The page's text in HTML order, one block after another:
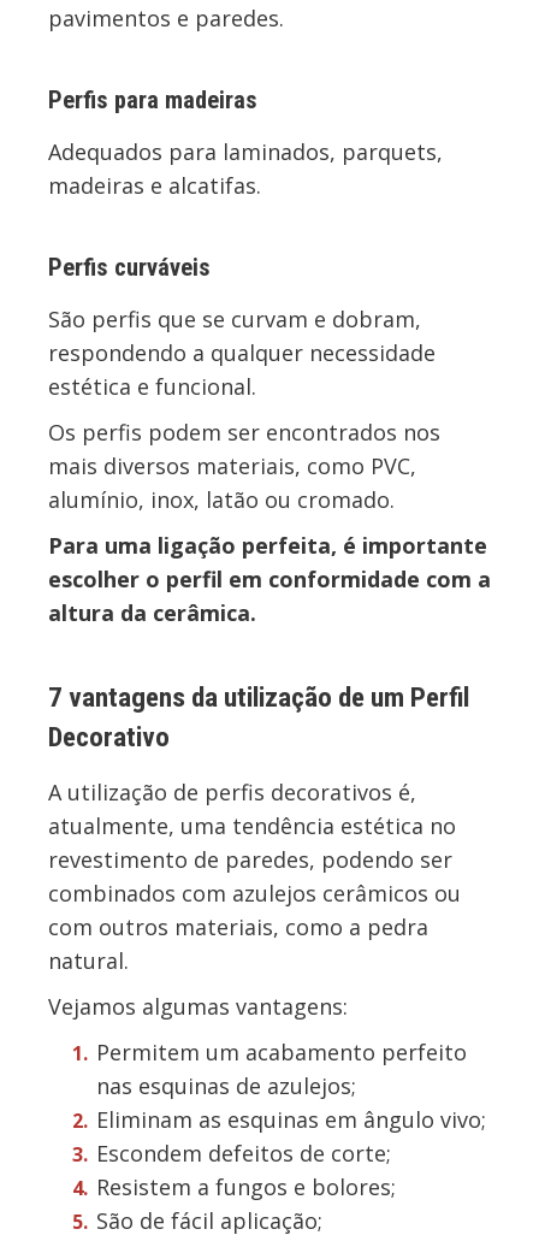
pavimentos e paredes.
Perfis para madeiras
Adequados para laminados, parquets,
madeiras e alcatifas.
Perfis curváveis
São perfis que se curvam e dobram,
respondendo a qualquer necessidade
estética e funcional.
Os perfis podem ser encontrados nos
mais diversos materiais, como PVC,
alumínio, inox, latão ou cromado.
Para uma ligação perfeita, é importante
escolher o perfil em conformidade com a
altura da cerâmica.
7 vantagens da utilização de um Perfil
Decorativo
A utilização de perfis decorativos é,
atualmente, uma tendência estética no
revestimento de paredes, podendo ser
combinados com azulejos cerâmicos ou
com outros materiais, como a pedra
natural.
Vejamos algumas vantagens:
Permitem um acabamento perfeito
nas esquinas de azulejos;
Eliminam as esquinas em ângulo vivo;
Escondem defeitos de corte;
Resistem a fungos e bolores;
São de fácil aplicação;